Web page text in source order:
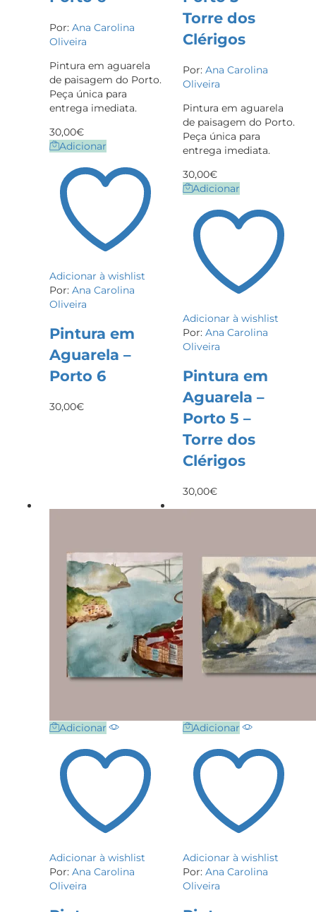
Por: Ana Carolina
Oliveira
Pintura em aguarela
de paisagem do Porto.
Peça única para
entrega imediata.
30,00€
Adicionar
Adicionar à wishlist
Por: Ana Carolina
Oliveira
Pintura em
Aguarela –
Porto 6
30,00€
Torre dos
Clérigos
Por: Ana Carolina
Oliveira
Pintura em aguarela
de paisagem do Porto.
Peça única para
entrega imediata.
30,00€
Adicionar
Adicionar à wishlist
Por: Ana Carolina
Oliveira
Pintura em
Aguarela –
Porto 5 –
Torre dos
Clérigos
30,00€
Adicionar
Adicionar à wishlist
Por: Ana Carolina
Oliveira
Adicionar
Adicionar à wishlist
Por: Ana Carolina
Oliveira